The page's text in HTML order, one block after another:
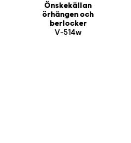
Önskekällan
örhängen och
berlocker
V-514w